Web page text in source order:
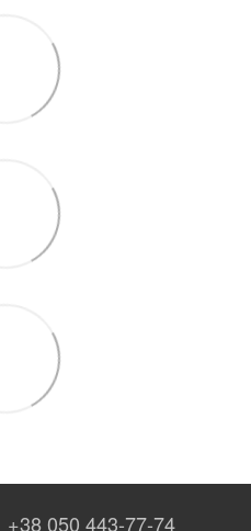
+38 050 443-77-74